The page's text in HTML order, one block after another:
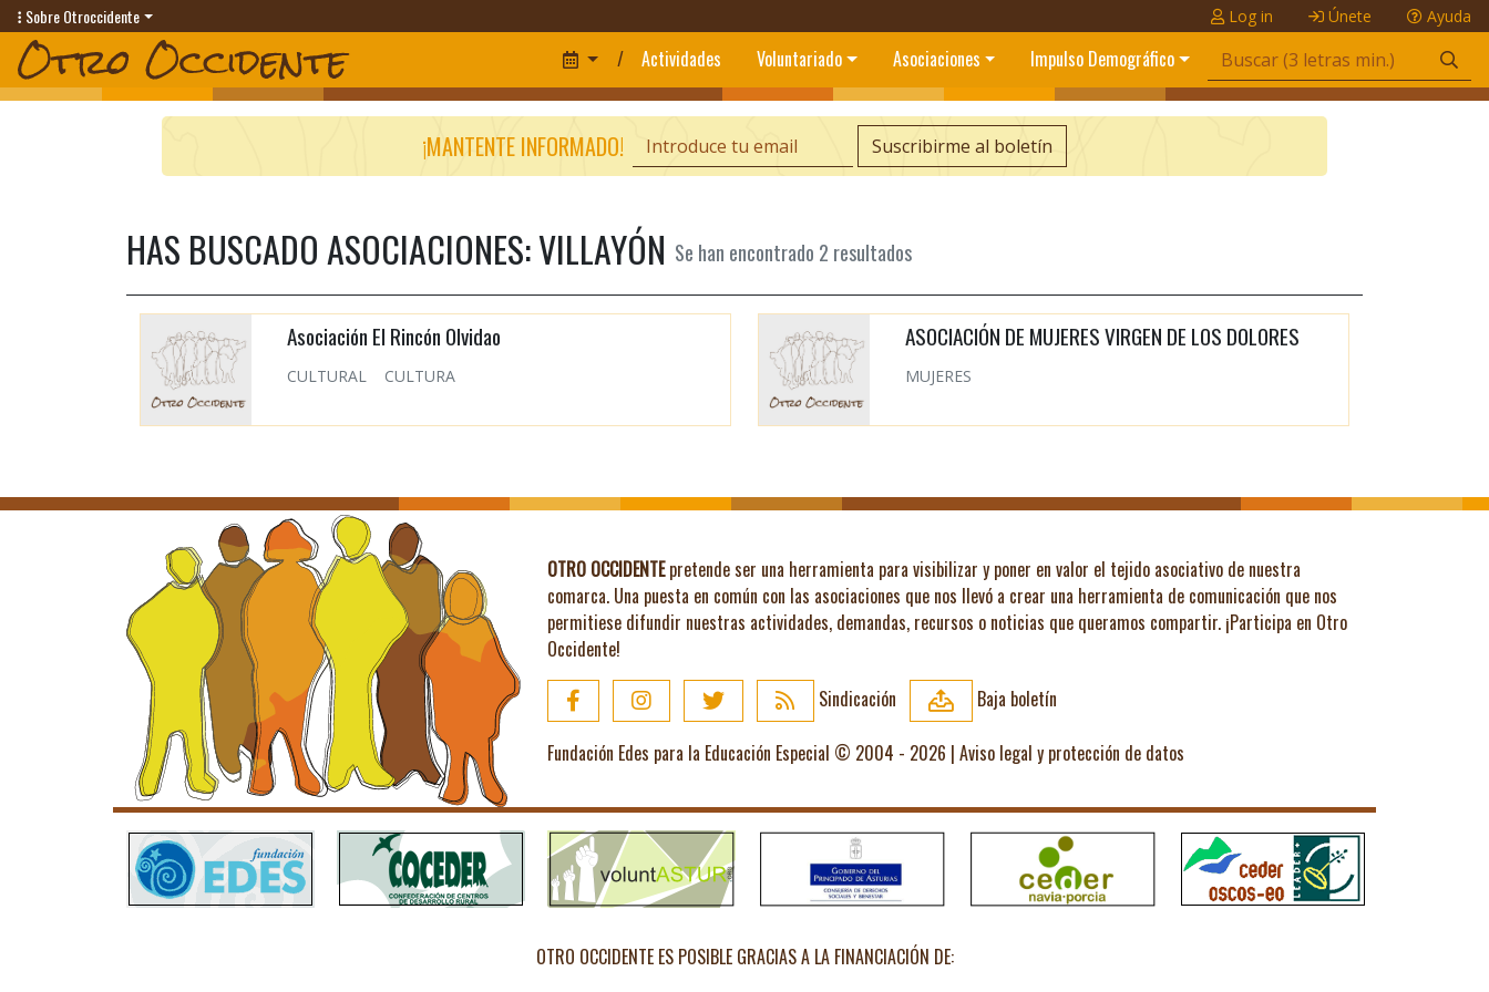
Sobre Otroccidente Log in Únete Ayuda
/ Actividades Voluntariado Asociaciones Impulso Demográfico
¡MANTENTE INFORMADO! Suscribirme al boletín
HAS BUSCADO ASOCIACIONES: VILLAYÓN Se han encontrado 2 resultados
Asociación El Rincón Olvidao
CULTURAL CULTURA
ASOCIACIÓN DE MUJERES VIRGEN DE LOS DOLORES
MUJERES
OTRO OCCIDENTEpretende ser una herramienta para visibilizar y poner en valor el tejido asociativo de nuestra
comarca. Una puesta en común con las asociaciones que nos llevó a crear una herramienta de comunicación que nos
permitiese difundir nuestras actividades, demandas, recursos o noticias que queramos compartir. ¡Participa en Otro
Occidente!
Sindicación
Baja boletín
Fundación Edes para la Educación Especial © 2004 - 2026 | Aviso legal y protección de datos
OTRO OCCIDENTE ES POSIBLE GRACIAS A LA FINANCIACIÓN DE: